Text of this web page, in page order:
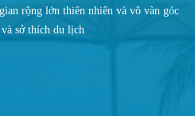
rộng lớn thiên nhiên và vô vàn góc
sở thích du lịch